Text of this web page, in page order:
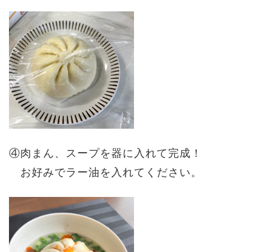
④肉まん、スープを器に入れて完成！
お好みでラー油を入れてください。